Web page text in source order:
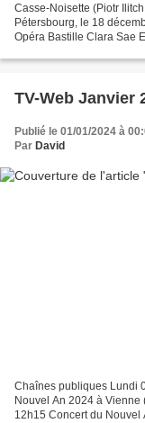
Casse-Noisette (Piotr
Pétersbourg, le 18
Opéra Bastille Clara Sae
TV-Web Janvier
Publié le 01/01/2024 à
Par David
Chaînes publiques Lundi
Nouvel An 2024 à
12h15 Concert du